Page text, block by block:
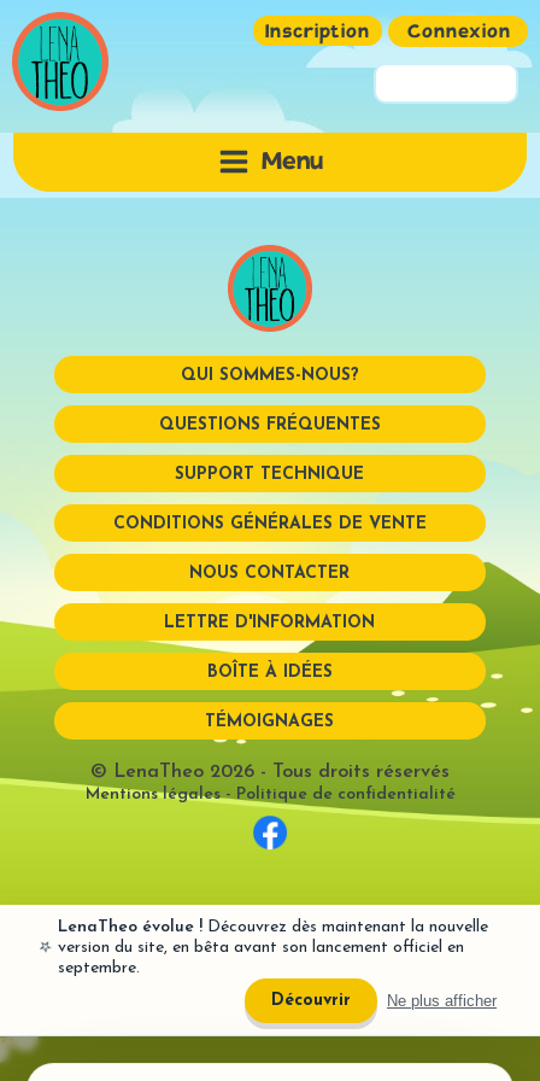
Inscription Connexion
Mot de passe
Mémoriser
Mot de passe perdu?
Menu
QUI SOMMES-NOUS?
QUESTIONS FRÉQUENTES
SUPPORT TECHNIQUE
CONDITIONS GÉNÉRALES DE VENTE
NOUS CONTACTER
LETTRE D'INFORMATION
BOÎTE À IDÉES
TÉMOIGNAGES
© LenaTheo 2026 - Tous droits réservés
Mentions légales-Politique de confidentialité
⭐
LenaTheo évolue ! Découvrez dès maintenant la nouvelle
version du site, en bêta avant son lancement officiel en
septembre.
Découvrir
Ne plus afficher